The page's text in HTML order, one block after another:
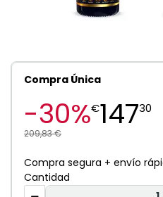
Compra Única
-30%€14730
209,83 €
Compra segura + envío
Cantidad